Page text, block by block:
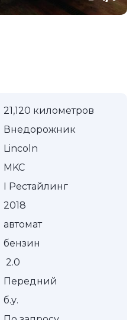
21,120 километров
Внедорожник
Lincoln
MKC
I Рестайлинг
2018
автомат
бензин
2.0
Передний
б.у.